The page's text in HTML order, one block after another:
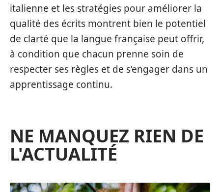
italienne et les stratégies pour améliorer la
qualité des écrits montrent bien le potentiel
de clarté que la langue française peut offrir,
à condition que chacun prenne soin de
respecter ses règles et de s’engager dans un
apprentissage continu.
NE MANQUEZ RIEN DE
L'ACTUALITÉ